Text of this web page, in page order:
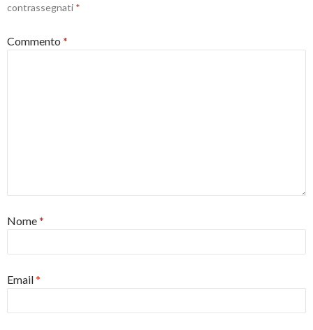
contrassegnati *
Commento *
Nome*
Email*